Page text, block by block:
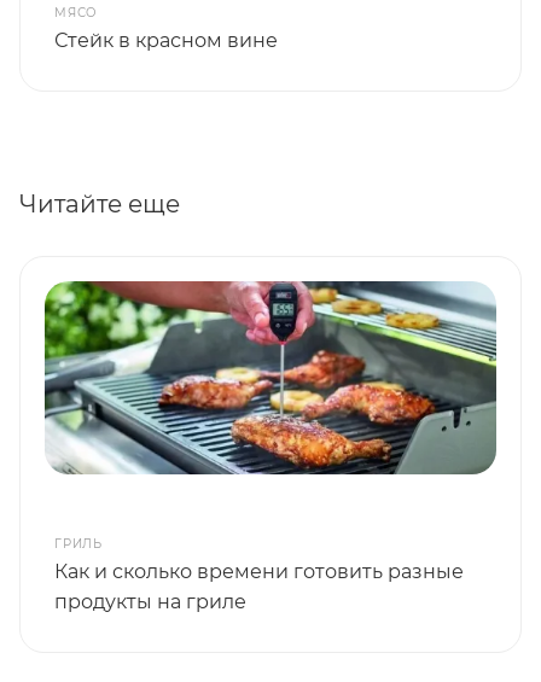
МЯСО
Стейк в красном вине
Читайте еще
ГРИЛЬ
Как и сколько времени готовить разные
продукты на гриле